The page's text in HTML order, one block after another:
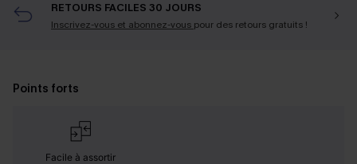
RETOURS FACILES 30 JOURS
Inscrivez-vous et abonnez-vous pour des retours gratuits !
Points forts
Facile à assortir